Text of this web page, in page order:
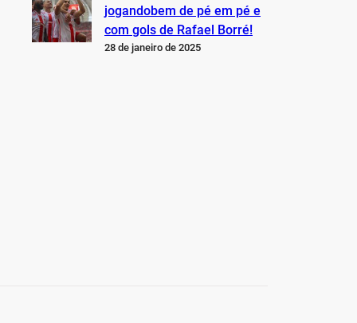
jogandobem de pé em pé e
com gols de Rafael Borré!
28 de janeiro de 2025